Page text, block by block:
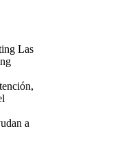
Las
a